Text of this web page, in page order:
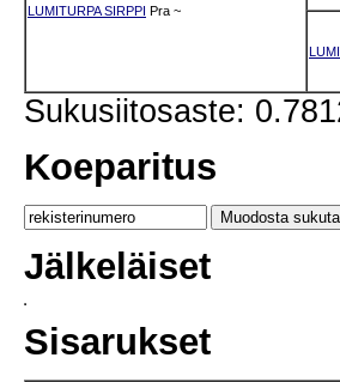
LUMITURPA SIRPPI Pra ~
Sukusiitosaste:
Koeparitus
Jälkeläiset
Sisarukset